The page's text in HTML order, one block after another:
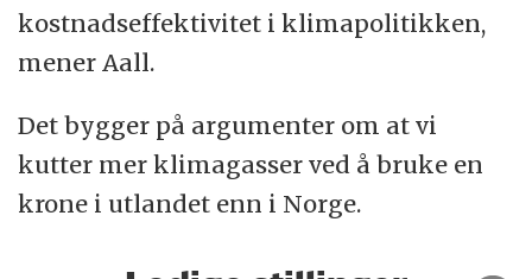
kostnadseffektivitet i klimapolitikken,
mener Aall.
Det bygger på argumenter om at vi
kutter mer klimagasser ved å bruke en
krone i utlandet enn i Norge.